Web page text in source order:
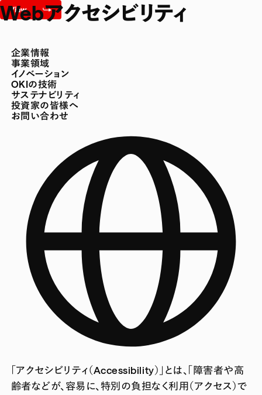
企業情報
事業領域
イノベーション
OKIの技術
サステナビリティ
投資家の皆様へ
お問い合わせ
Webアクセシビリティ
「アクセシビリティ（Accessibility）」とは、「障害者や高
齢者などが、容易に、特別の負担なく利用（アクセス）で